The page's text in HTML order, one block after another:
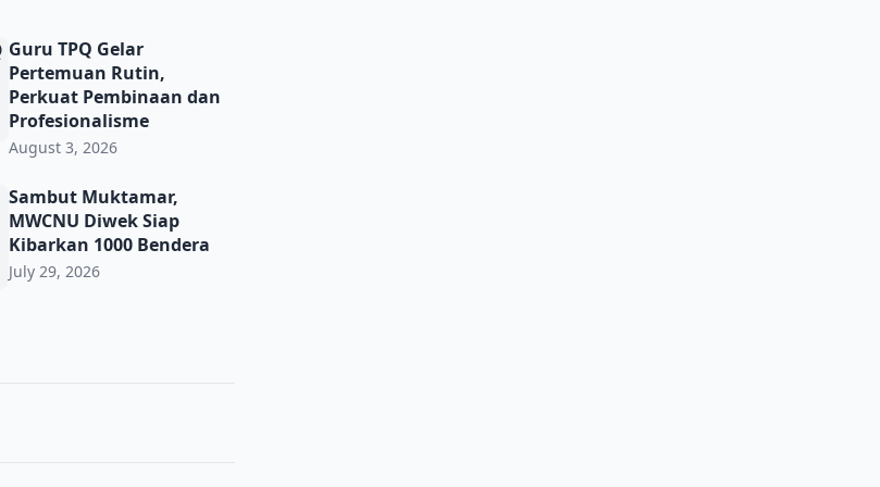
Semarak
Pertemuan Rutin, Perkuat Pembinaan dan Profesionalisme
Guru TPQ Gelar
Pertemuan Rutin,
Perkuat Pembinaan dan
Profesionalisme
August 3, 2026
Jaga Kerukunan di Era Digital
MWCNU Diwek Siap Kibarkan 1000 Bendera
Sambut Muktamar,
MWCNU Diwek Siap
Kibarkan 1000 Bendera
July 29, 2026